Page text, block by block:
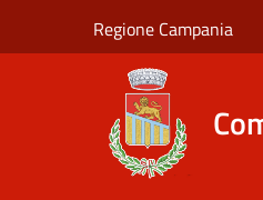
Regione Campania